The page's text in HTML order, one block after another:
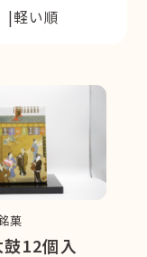
軽い順
菓
12個入